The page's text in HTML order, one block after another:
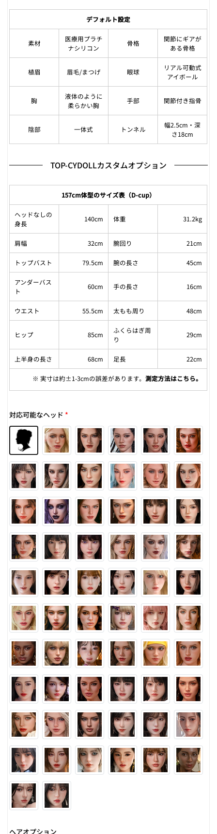
デフォルト設定
素材
医療用プラチ
ナシリコン
骨格
関節にギアが
ある骨格
植眉 眉毛/まつげ 眼球
リアル可動式
アイボール
胸
液体のように
柔らかい胸
手部 関節付き指骨
陰部 一体式 トンネル
幅2.5cm・深
さ18cm
TOP-CYDOLLカスタムオプション
157cm体型のサイズ表（D-cup）
ヘッドなしの
身長
140cm 体重 31.2kg
肩幅 32cm 腕回り 21cm
トップバスト 79.5cm 腕の長さ 45cm
アンダーバス
ト
60cm 手の長さ 16cm
ウエスト 55.5cm 太もも周り 48cm
ヒップ 85cm
ふくらはぎ周
り
29cm
上半身の長さ 68cm 足長 22cm
※ 実寸は約±1-3cmの誤差があります。測定方法はこちら。
対応可能なヘッド *
ヘアオプション